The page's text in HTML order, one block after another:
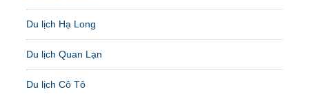
Du lịch Hạ Long
Du lịch Quan Lạn
Du lịch Cô Tô